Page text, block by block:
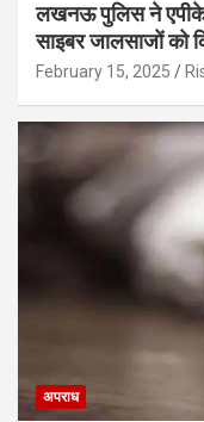
लखनऊ पुलिस ने एपीके
साइबर जालसाजों को
February 15, 2025
अपराध